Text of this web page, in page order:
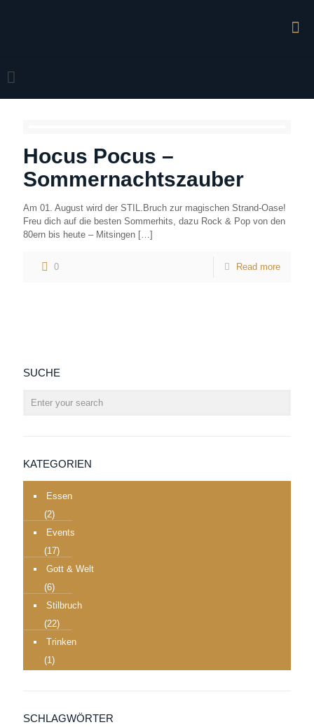
Hocus Pocus –
Sommernachtszauber
Am 01. August wird der STIL.Bruch zur magischen Strand-Oase!
Freu dich auf die besten Sommerhits, dazu Rock & Pop von den
80ern bis heute – Mitsingen […]
0 Read more
SUCHE
KATEGORIEN
Essen
(2)
Events
(17)
Gott & Welt
(6)
Stilbruch
(22)
Trinken
(1)
SCHLAGWÖRTER